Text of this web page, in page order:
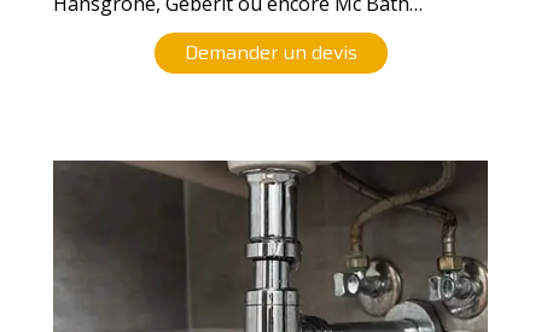
Demander un devis